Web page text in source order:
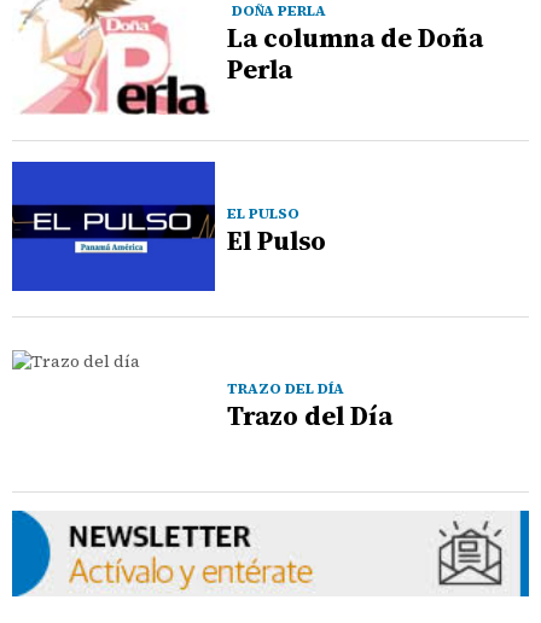
DOÑA PERLA
La columna de Doña
Perla
EL PULSO
El Pulso
TRAZO DEL DÍA
Trazo del Día